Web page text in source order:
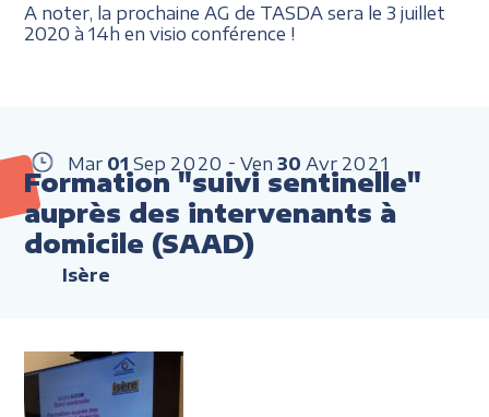
A noter, la prochaine AG de TASDA sera le 3 juillet
2020 à 14h en visio conférence !
Mar 01 Sep 2020 Ven 30 Avr 2021
Formation "suivi sentinelle"
auprès des intervenants à
domicile (SAAD)
Isère